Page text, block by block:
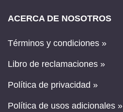
ACERCA DE NOSOTROS
Términos y condiciones »
Libro de reclamaciones »
Política de privacidad »
Política de usos adicionales »